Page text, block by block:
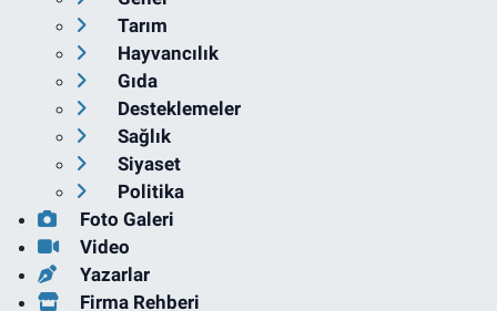
Tarım
Hayvancılık
Gıda
Desteklemeler
Sağlık
Siyaset
Politika
Foto Galeri
Video
Yazarlar
Firma Rehberi